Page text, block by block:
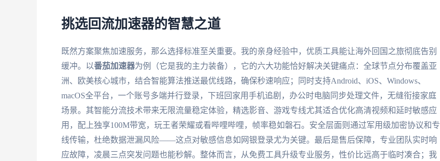
挑选回流加速器的智慧之道
既然方案聚焦加速服务，那么选择标准至关重要。我的亲身经验中，优质工具能让海外回国之旅彻底告别
缓冲。以番茄加速器为例（它是我的主力装备），它的六大功能恰好解决关键痛点：全球节点分布覆盖亚
洲、欧美核心城市，结合智能算法推送最优线路，确保秒速响应；同时支持Android、iOS、Windows、
macOS全平台，一个账号多端并行登录，下班回家用手机追剧，办公时电脑同步处理文件，无缝衔接家庭
场景。其智能分流技术带来无限流量稳定体验，精选影音、游戏专线尤其适合优化高清视频和延时敏感应
用，配上独享100M带宽，玩王者荣耀或看哔哩哔哩，帧率稳如磐石。安全层面则通过军用级加密协议和专
线传输，杜绝数据泄漏风险——这点对敏感信息如网银登录尤为关键。最后是售后保障，专业团队实时响
应故障，凌晨三点突发问题也能秒解。整体而言，从免费工具升级专业服务，性价比远高于临时凑合；我